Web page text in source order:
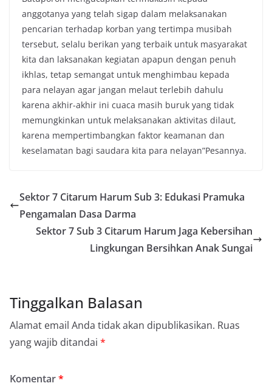
anggotanya yang telah sigap dalam melaksanakan
pencarian terhadap korban yang tertimpa musibah
tersebut, selalu berikan yang terbaik untuk masyarakat
kita dan laksanakan kegiatan apapun dengan penuh
ikhlas, tetap semangat untuk menghimbau kepada
para nelayan agar jangan melaut terlebih dahulu
karena akhir-akhir ini cuaca masih buruk yang tidak
memungkinkan untuk melaksanakan aktivitas dilaut,
karena mempertimbangkan faktor keamanan dan
keselamatan bagi saudara kita para nelayan”Pesannya.
Sektor 7 Citarum Harum Sub 3: Edukasi Pramuka
Pengamalan Dasa Darma
Sektor 7 Sub 3 Citarum Harum Jaga Kebersihan
Lingkungan Bersihkan Anak Sungai
Tinggalkan Balasan
Alamat email Anda tidak akan dipublikasikan. Ruas
yang wajib ditandai *
Komentar*